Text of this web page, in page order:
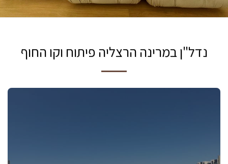
נדל"ן במרינה הרצליה פיתוח וקו החוף